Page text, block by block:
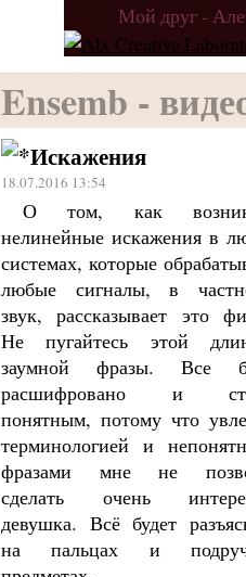
Мой друг -
Ensemb -
Искажения
18.07.2016 13:54
О том, как
нелинейные искажения в
системах, которые
любые сигналы, в
звук, рассказывает это
Не пугайтесь этой
заумной фразы. Все
расшифровано и
понятным, потому что
терминологией и
фразами мне не
сделать очень
девушка. Всё будет
на пальцах и